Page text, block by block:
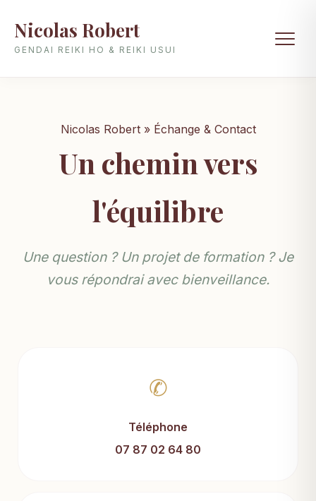
Nicolas Robert
GENDAI REIKI HO & REIKI USUI
Nicolas Robert » Échange & Contact
Un chemin vers
l'équilibre
Une question ? Un projet de formation ? Je
vous répondrai avec bienveillance.
✆
Téléphone
07 87 02 64 80